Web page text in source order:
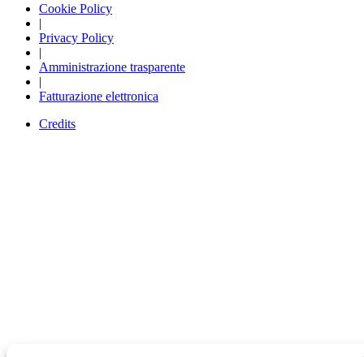
Cookie Policy
|
Privacy Policy
|
Amministrazione trasparente
|
Fatturazione elettronica
Credits